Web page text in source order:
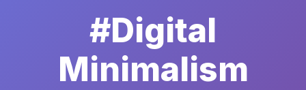
#Digital
Minimalism